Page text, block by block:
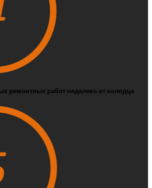
ремонтных работ недалеко от колодца